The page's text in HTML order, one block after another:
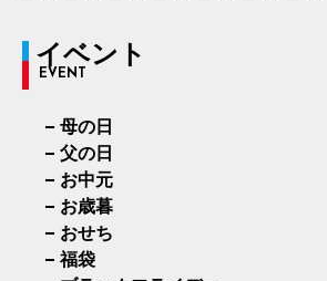
イベント
EVENT
母の日
父の日
お中元
お歳暮
おせち
福袋